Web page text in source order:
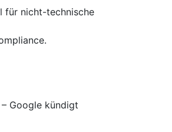
für nicht-technische
Google kündigt